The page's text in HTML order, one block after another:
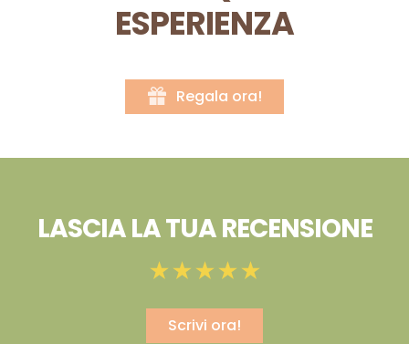
ESPERIENZA
Regala ora!
LASCIA LA TUA RECENSIONE
Scrivi ora!